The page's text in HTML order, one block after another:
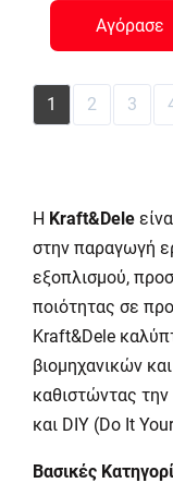
Αγόρασε
1 2 3
Η Kraft&Dele
στην παραγωγή
εξοπλισμού,
ποιότητας σε
Kraft&Dele
βιομηχανικών
καθιστώντας την
και DIY (Do It
Βασικές